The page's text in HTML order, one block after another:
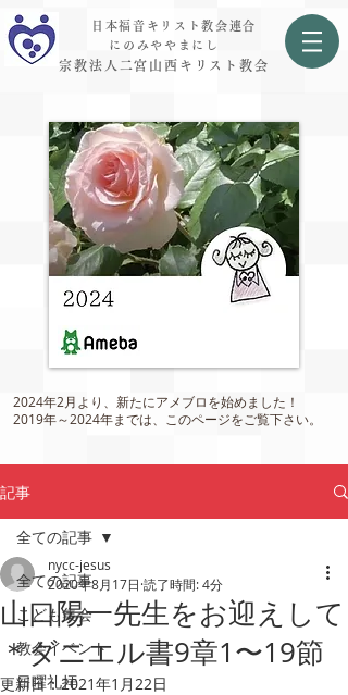
日本福音キリスト教会連合
にのみややまにし
宗教法人二宮山西キリスト教会
2024年2月より、新たにアメブロを始めました！
2019年～2024年までは、このページをご覧下さい。
記事
全ての記事
こども集会
教会イベント
日曜礼拝
全ての記事
山口陽一先生をお迎えして
＊ダニエル書9章1〜19節
nycc-jesus
2020年8月17日 読了時間: 4分
更新日：2021年1月22日